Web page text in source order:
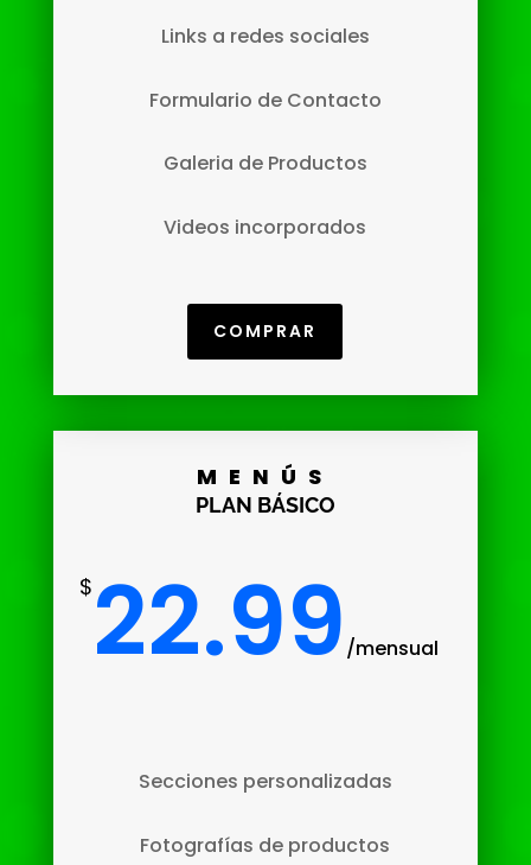
Links a redes sociales
Formulario de Contacto
Galeria de Productos
Videos incorporados
COMPRAR
MENÚS
PLAN BÁSICO
$ 22.99 /mensual
Secciones personalizadas
Fotografías de productos